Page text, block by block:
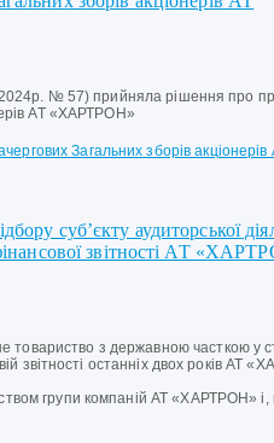
№ 57) прийняла рішення про
АТ «ХАРТРОН»
Загальних зборів акціонерів
суб’єкту аудиторської
звітності АТ
з державною часткою у
звітності останніх двох років АТ
групи компаній АТ «ХАРТРОН» і,